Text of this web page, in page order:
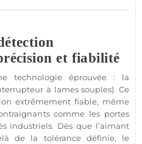
et fiabilité
technologie éprouvée : la
à lames souples). Ce
extrêmementfiable, même
comme les portes
industriels. Dès que l’aimant
de la tolérance définie, le